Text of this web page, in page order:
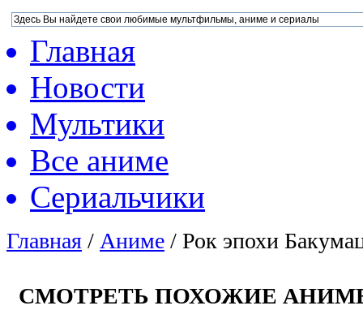
Главная
Новости
Мультики
Все аниме
Сериальчики
Главная / Аниме / Рок эпохи
СМОТРЕТЬ ПОХОЖИЕ